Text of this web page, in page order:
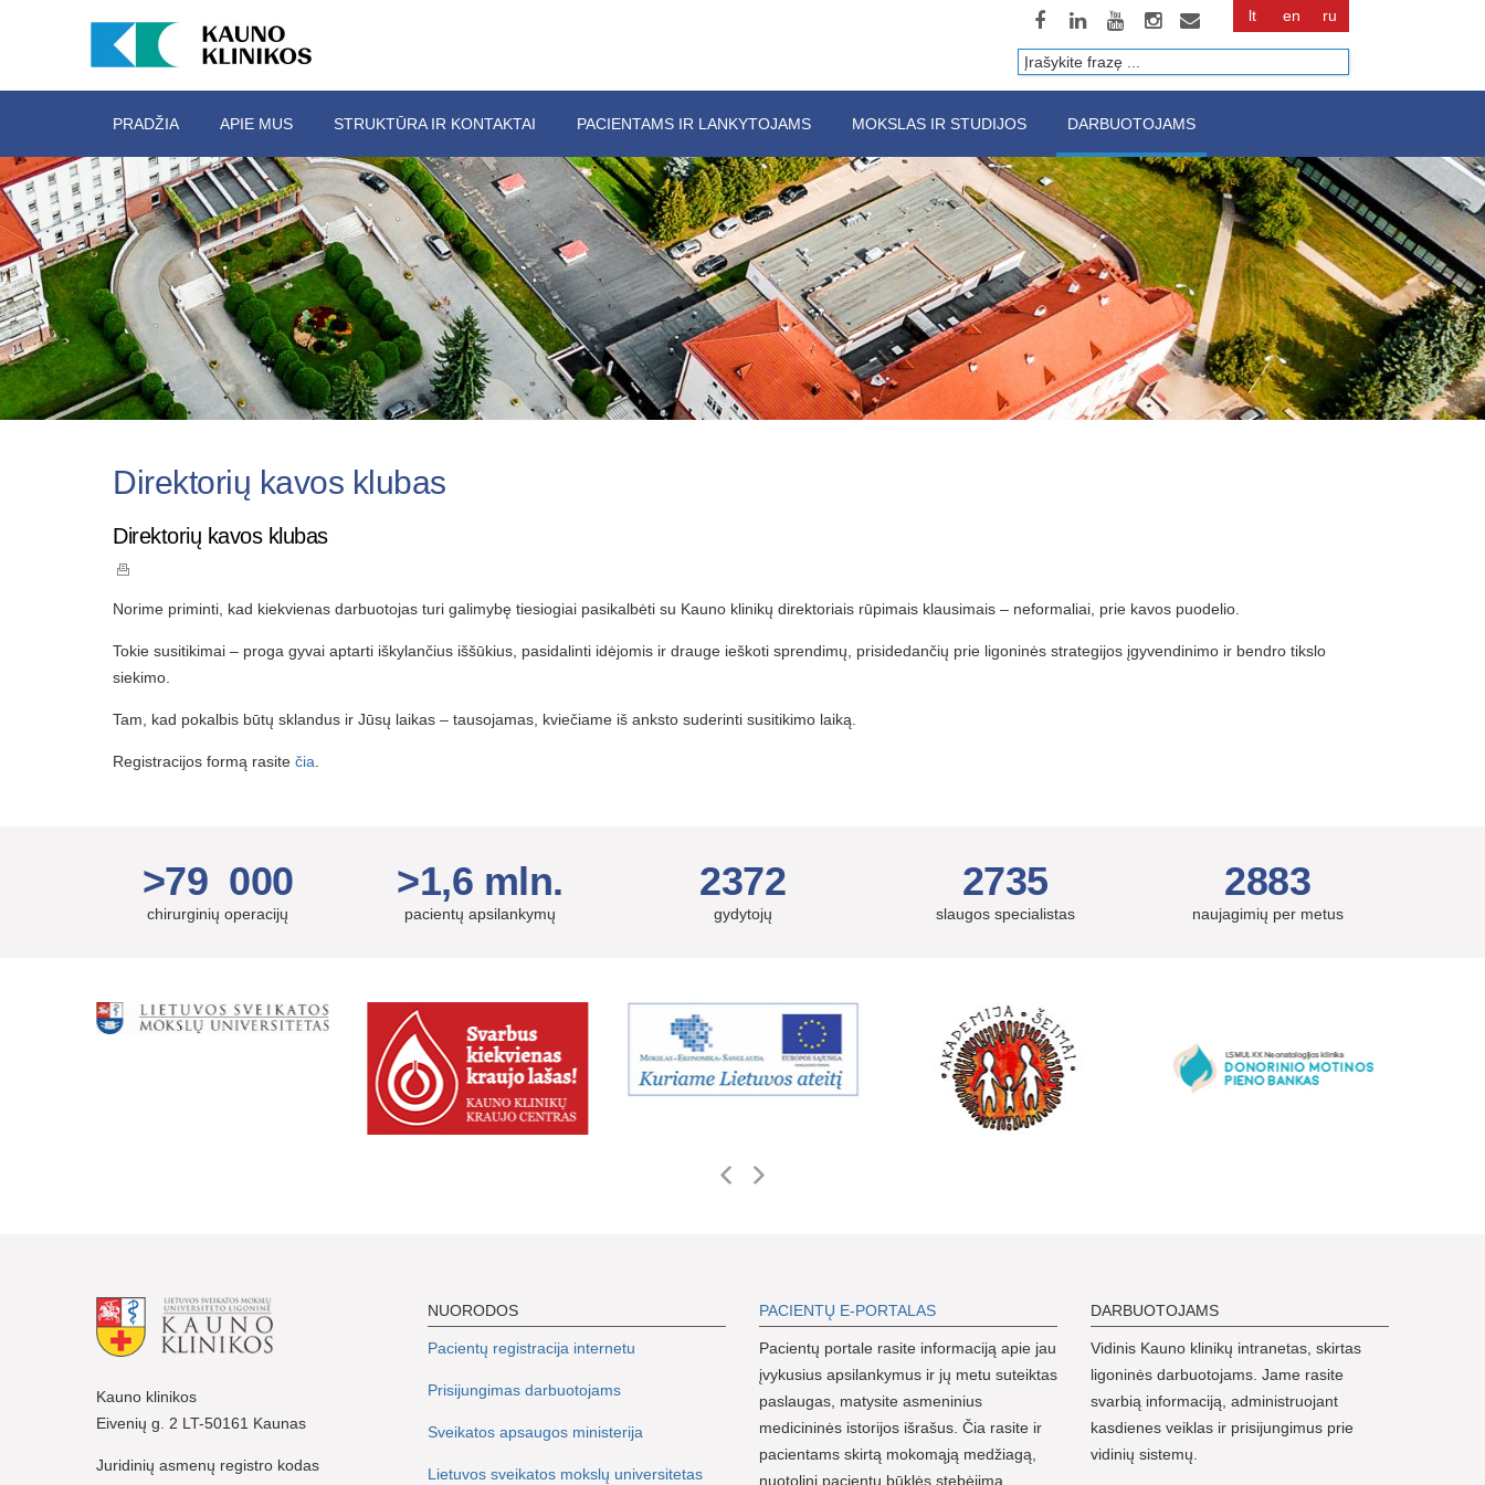
lt en ru
Paieška
PRADŽIA APIE MUS STRUKTŪRA IR KONTAKTAI PACIENTAMS IR LANKYTOJAMS MOKSLAS IR STUDIJOS DARBUOTOJAMS
Direktorių kavos klubas
Direktorių kavos klubas
Norime priminti, kad kiekvienas darbuotojas turi galimybę tiesiogiai pasikalbėti su Kauno klinikų direktoriais rūpimais klausimais – neformaliai, prie kavos puodelio.
Tokie susitikimai – proga gyvai aptarti iškylančius iššūkius, pasidalinti idėjomis ir drauge ieškoti sprendimų, prisidedančių prie ligoninės strategijos įgyvendinimo ir bendro tikslo
siekimo.
Tam, kad pokalbis būtų sklandus ir Jūsų laikas – tausojamas, kviečiame iš anksto suderinti susitikimo laiką.
Registracijos formą rasite čia
>79 000
chirurginių operacijų
>1,6 mln.
pacientų apsilankymų
2372
gydytojų
2735
slaugos specialistas
2883
naujagimių per metus
Kauno klinikos
Eivenių g. 2 LT-50161 Kaunas
Juridinių asmenų registro kodas
NUORODOS
Pacientų registracija internetu
Prisijungimas darbuotojams
Sveikatos apsaugos ministerija
Lietuvos sveikatos mokslų universitetas
PACIENTŲ E-PORTALAS
Pacientų portale rasite informaciją apie jau
įvykusius apsilankymus ir jų metu suteiktas
paslaugas, matysite asmeninius
medicininės istorijos išrašus. Čia rasite ir
pacientams skirtą mokomąją medžiagą,
nuotolinį pacientų būklės stebėjimą,
DARBUOTOJAMS
Vidinis Kauno klinikų intranetas, skirtas
ligoninės darbuotojams. Jame rasite
svarbią informaciją, administruojant
kasdienes veiklas ir prisijungimus prie
vidinių sistemų.